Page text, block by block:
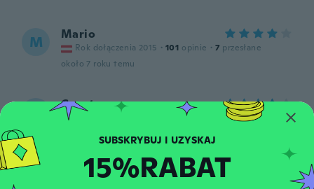
M Mario
Rok dołączenia 2015 · 101 opinie · 7 przesłane
około 7 roku temu
Courtney
opinie przesłane
Super cute. I ordered a small and it was
still a little big even with the lace pulled
tight.
około 7 roku temu
15%RABAT